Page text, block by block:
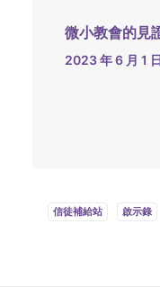
微小教會的見
2023 年 6 月 1 日
信徒補給站 啟示錄